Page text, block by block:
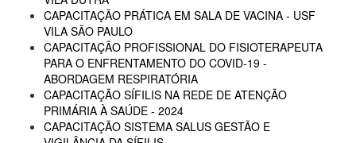
CAPACITAÇÃO PRÁTICA EM SALA DE VACINA - USF
VILA SÃO PAULO
CAPACITAÇÃO PROFISSIONAL DO FISIOTERAPEUTA
PARA O ENFRENTAMENTO DO COVID-19 -
ABORDAGEM RESPIRATÓRIA
CAPACITAÇÃO SÍFILIS NA REDE DE ATENÇÃO
PRIMÁRIA À SAÚDE - 2024
CAPACITAÇÃO SISTEMA SALUS GESTÃO E